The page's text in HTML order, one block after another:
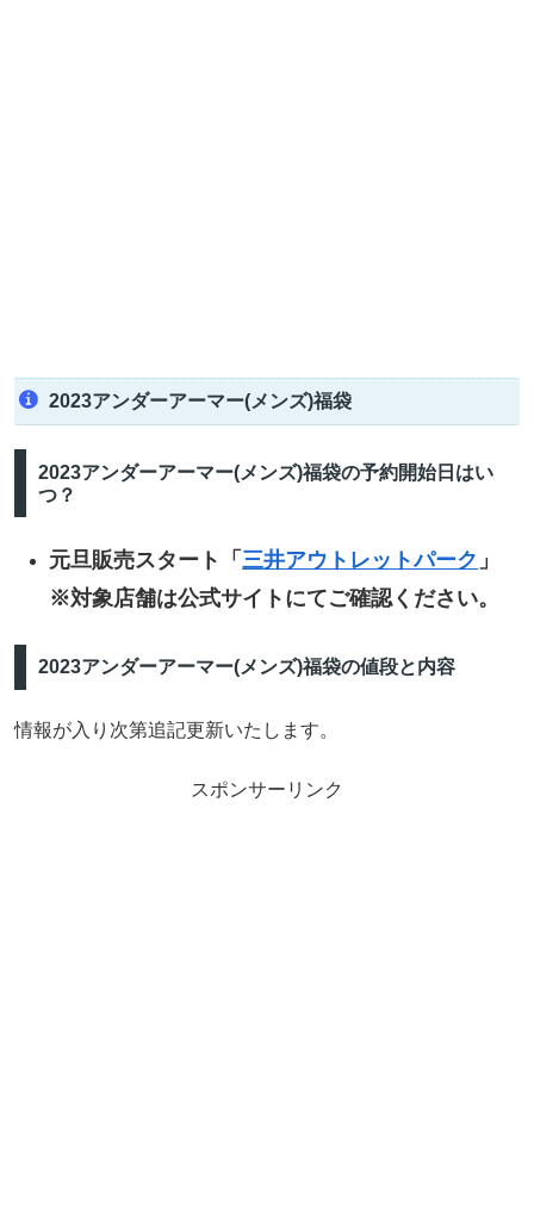
2023アンダーアーマー(メンズ)福袋
2023アンダーアーマー(メンズ)福袋の予約開始日はい
つ？
元旦販売スタート「三井アウトレットパーク 」
※対象店舗は公式サイトにてご確認ください。
2023アンダーアーマー(メンズ)福袋の値段と内容
情報が入り次第追記更新いたします。
スポンサーリンク